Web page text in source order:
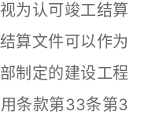
为认可竣工结算
算文件可以作为
制定的建设工程
条款第33条第3